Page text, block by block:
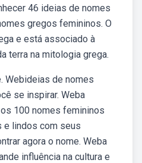
46 ideias de nomes
gregos femininos. O
e está associado à
terra na mitologia grega.
Webideias de nomes
se inspirar. Weba
100 nomes femininos
e lindos com seus
agora o nome. Weba
influência na cultura e